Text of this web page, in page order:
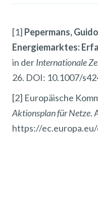
[1] Pepermans,
Energiemarktes:
in derInternationale
26. DOI: 10.1007/
[2] Europäische
Aktionsplan für Netze.
https://